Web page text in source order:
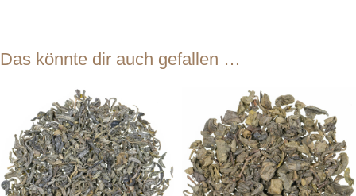
Das könnte dir auch gefallen …